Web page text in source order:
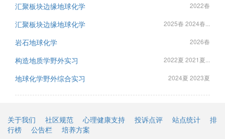
汇聚板块边缘地球化学 2022春
汇聚板块边缘地球化学 2025春 2024春...
岩石地球化学 2026春
构造地质学野外实习 2022夏 2021夏...
地球化学野外综合实习 2024夏 2023夏
关于我们 社区规范 心理健康支持 投诉点评 站点统计
排
行榜
公告栏
培养方案